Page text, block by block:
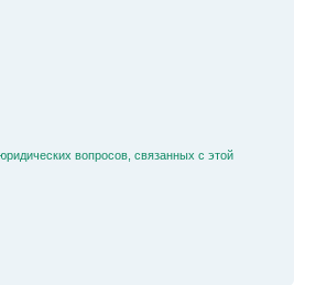
вопросов, связанных с этой